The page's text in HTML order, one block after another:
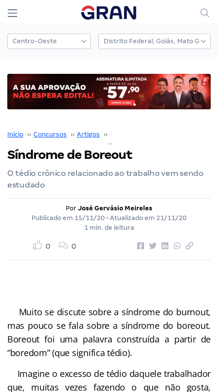
Início ›› Concursos ›› Artigos ››
Síndrome de Boreout
O tédio crônico relacionado ao trabalho vem sendo
estudado
Por José Gervásio Meireles
Publicado em 15/11/20 • Atualizado em 21/11/20
1 min. de leitura
0 0
Muito se discute sobre a síndrome do burnout,
mas pouco se fala sobre a síndrome do boreout.
Boreout foi uma palavra construída a partir de
“boredom” (que significa tédio).
Imagine o excesso de tédio daquele trabalhador
que, muitas vezes fazendo o que não gosta,